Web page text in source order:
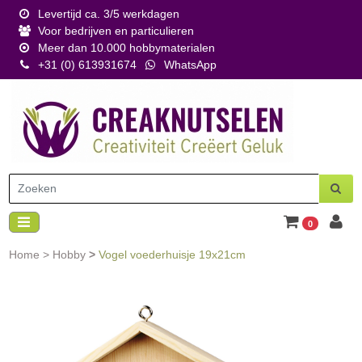
Levertijd ca. 3/5 werkdagen
Voor bedrijven en particulieren
Meer dan 10.000 hobbymaterialen
+31 (0) 613931674
WhatsApp
0
Home > Hobby > Vogel voederhuisje 19x21cm